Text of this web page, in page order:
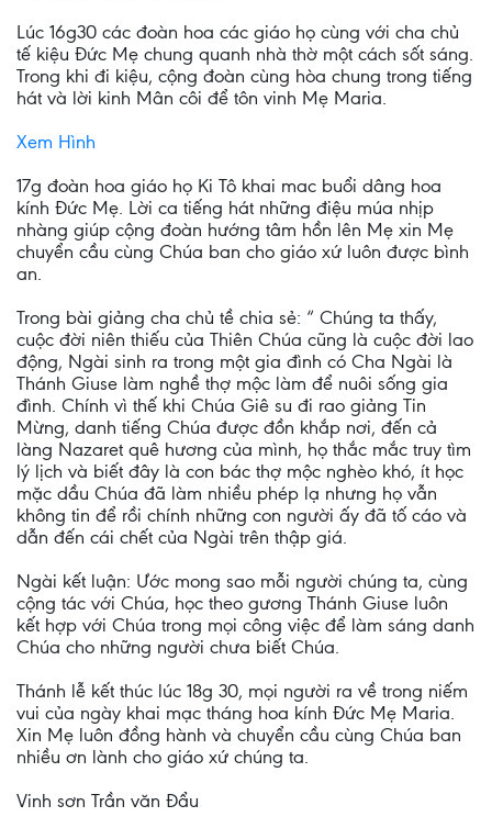
Lúc 16g30 các đoàn hoa các giáo họ cùng với cha chủ
tế kiệu Đức Mẹ chung quanh nhà thờ một cách sốt sáng.
Trong khi đi kiệu, cộng đoàn cùng hòa chung trong tiếng
hát và lời kinh Mân côi để tôn vinh Mẹ Maria.
Xem Hình
17g đoàn hoa giáo họ Ki Tô khai mac buổi dâng hoa
kính Đức Mẹ. Lời ca tiếng hát những điệu múa nhịp
nhàng giúp cộng đoàn hướng tâm hồn lên Mẹ xin Mẹ
chuyển cầu cùng Chúa ban cho giáo xứ luôn được bình
an.
Trong bài giảng cha chủ tề chia sẻ: “ Chúng ta thấy,
cuộc đời niên thiếu của Thiên Chúa cũng là cuộc đời lao
động, Ngài sinh ra trong một gia đình có Cha Ngài là
Thánh Giuse làm nghề thợ mộc làm để nuôi sống gia
đình. Chính vì thế khi Chúa Giê su đi rao giảng Tin
Mừng, danh tiếng Chúa được đồn khắp nơi, đến cả
làng Nazaret quê hương của mình, họ thắc mắc truy tìm
lý lịch và biết đây là con bác thợ mộc nghèo khó, ít học
mặc dầu Chúa đã làm nhiều phép lạ nhưng họ vẫn
không tin để rồi chính những con người ấy đã tố cáo và
dẫn đến cái chết của Ngài trên thập giá.
Ngài kết luận: Ước mong sao mỗi người chúng ta, cùng
cộng tác với Chúa, học theo gương Thánh Giuse luôn
kết hợp với Chúa trong mọi công việc để làm sáng danh
Chúa cho những người chưa biết Chúa.
Thánh lễ kết thúc lúc 18g 30, mọi người ra về trong niếm
vui của ngày khai mạc tháng hoa kính Đức Mẹ Maria.
Xin Mẹ luôn đồng hành và chuyển cầu cùng Chúa ban
nhiều ơn lành cho giáo xứ chúng ta.
Vinh sơn Trần văn Đẩu